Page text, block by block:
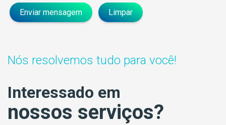
Enviar mensagem Limpar
Nós resolvemos tudo para você!
Interessado em
nossos serviços?